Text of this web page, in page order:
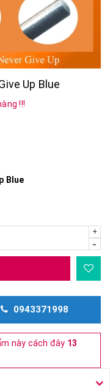
Up Blue
!!!
Blue
+
-
0943371998
này cách đây 13